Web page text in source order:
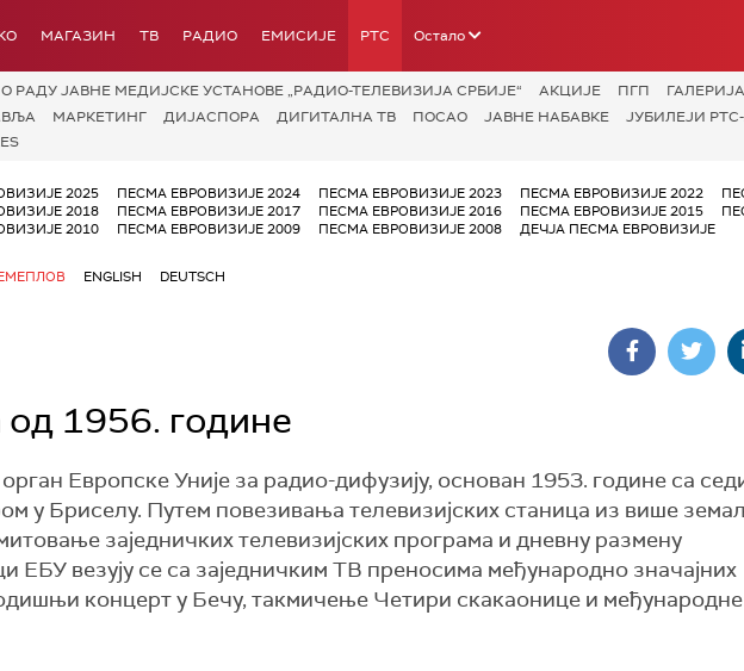
МАГАЗИН ТВ РАДИО ЕМИСИЈЕ РТС Остало
РАДУ ЈАВНЕ МЕДИЈСКЕ УСТАНОВЕ „РАДИО-ТЕЛЕВИЗИЈА СРБИЈЕ“ АКЦИЈЕ ПГП
МАРКЕТИНГ ДИЈАСПОРА ДИГИТАЛНА ТВ ПОСАО ЈАВНЕ НАБАВКЕ ЈУБИЛЕЈИ
2025 ПЕСМА ЕВРОВИЗИЈЕ 2024 ПЕСМА ЕВРОВИЗИЈЕ 2023 ПЕСМА ЕВРОВИЗИЈЕ 2022
2018 ПЕСМА ЕВРОВИЗИЈЕ 2017 ПЕСМА ЕВРОВИЗИЈЕ 2016 ПЕСМА ЕВРОВИЗИЈЕ 2015
2010 ПЕСМА ЕВРОВИЗИЈЕ 2009 ПЕСМА ЕВРОВИЗИЈЕ 2008 ДЕЧЈА ПЕСМА ЕВРОВИЗИЈЕ
ENGLISH DEUTSCH
од 1956. године
Европске Уније за радио-дифузију, основан 1953. године са
у Бриселу. Путем повезивања телевизијских станица из више
заједничких телевизијских програма и дневну размену
ЕБУ везују се са заједничким ТВ преносима међународно значајних
концерт у Бечу, такмичење Четири скакаонице и међународне